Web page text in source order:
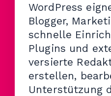
WordPress
Blogger,
schnelle
Plugins und
versierte
erstellen,
Unterstützung